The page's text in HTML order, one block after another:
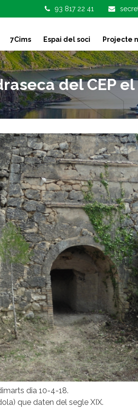
93 817 22 41
7Cims Espai del soci Projecte
del CEP
dia 10-4-18.
que daten del segle XIX.